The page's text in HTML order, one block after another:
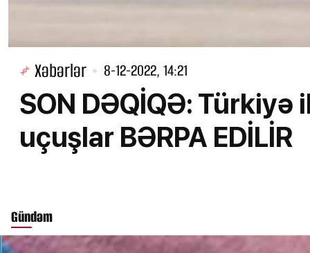
Xəbərlər 8-12-2022, 14:21
SON DƏQİQƏ: Türkiyə
uçuşlar BƏRPA EDİLİR
Gündəm